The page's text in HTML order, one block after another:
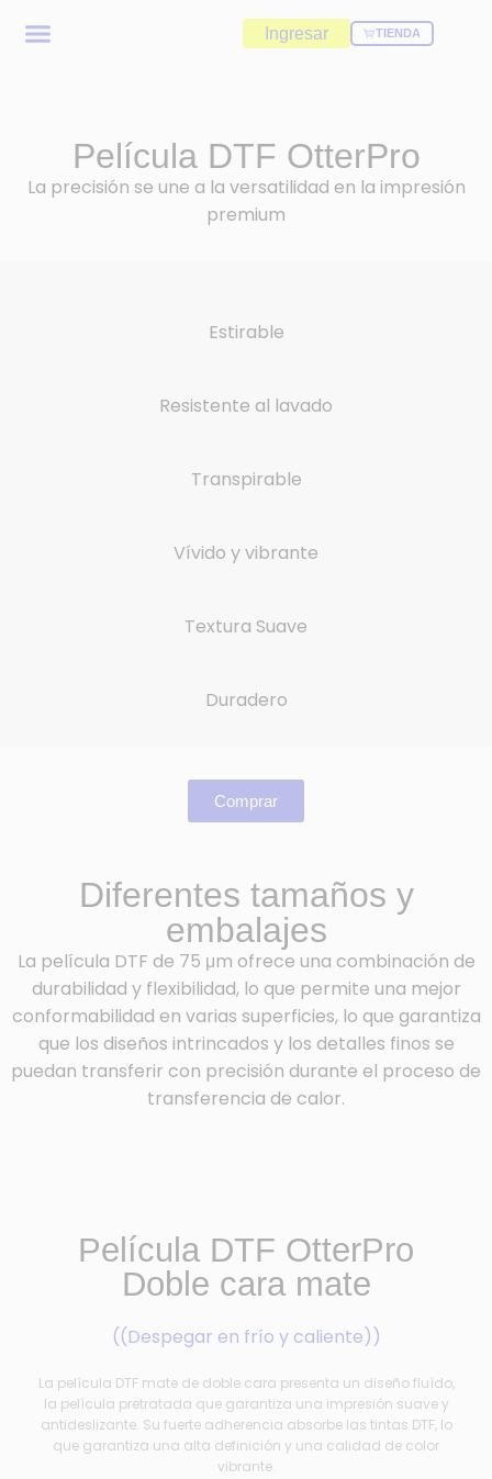
Ingresar TIENDA
Película DTF OtterPro
La precisión se une a la versatilidad en la impresión
premium
Estirable
Resistente al lavado
Transpirable
Vívido y vibrante
Textura Suave
Duradero
Comprar
Diferentes tamaños y
embalajes
La película DTF de 75 μm ofrece una combinación de
durabilidad y flexibilidad, lo que permite una mejor
conformabilidad en varias superficies, lo que garantiza
que los diseños intrincados y los detalles finos se
puedan transferir con precisión durante el proceso de
transferencia de calor.
Película DTF OtterPro
Doble cara mate
((Despegar en frío y caliente))
La película DTF mate de doble cara presenta un diseño fluído,
la película pretratada que garantiza una impresión suave y
antideslizante. Su fuerte adherencia absorbe las tintas DTF, lo
que garantiza una alta definición y una calidad de color
vibrante.